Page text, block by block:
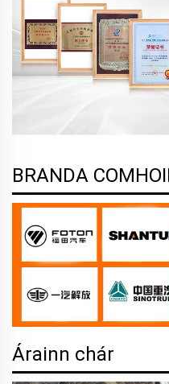
BRANDA
Árainn chár